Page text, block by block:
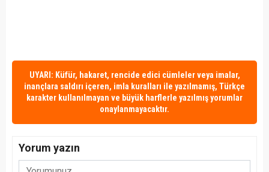
UYARI: Küfür, hakaret, rencide edici cümleler veya imalar,
inançlara saldırı içeren, imla kuralları ile yazılmamış, Türkçe
karakter kullanılmayan ve büyük harflerle yazılmış yorumlar
onaylanmayacaktır.
Yorum yazın